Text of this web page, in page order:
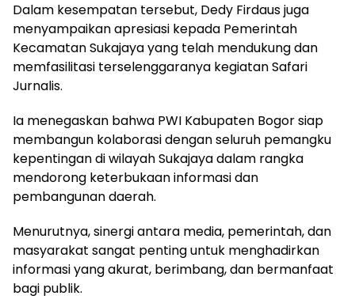
Dalam kesempatan tersebut, Dedy Firdaus juga
menyampaikan apresiasi kepada Pemerintah
Kecamatan Sukajaya yang telah mendukung dan
memfasilitasi terselenggaranya kegiatan Safari
Jurnalis.
Ia menegaskan bahwa PWI Kabupaten Bogor siap
membangun kolaborasi dengan seluruh pemangku
kepentingan di wilayah Sukajaya dalam rangka
mendorong keterbukaan informasi dan
pembangunan daerah.
Menurutnya, sinergi antara media, pemerintah, dan
masyarakat sangat penting untuk menghadirkan
informasi yang akurat, berimbang, dan bermanfaat
bagi publik.